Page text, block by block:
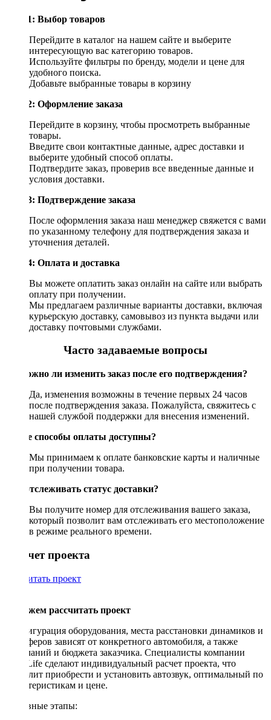
Шаг 1: Выбор товаров
Перейдите в каталог на нашем сайте и выберите
интересующую вас категорию товаров.
Используйте фильтры по бренду, модели и цене для
удобного поиска.
Добавьте выбранные товары в корзину
Шаг 2: Оформление заказа
Перейдите в корзину, чтобы просмотреть выбранные
товары.
Введите свои контактные данные, адрес доставки и
выберите удобный способ оплаты.
Подтвердите заказ, проверив все введенные данные и
условия доставки.
Шаг 3: Подтверждение заказа
После оформления заказа наш менеджер свяжется с вами
по указанному телефону для подтверждения заказа и
уточнения деталей.
Шаг 4: Оплата и доставка
Вы можете оплатить заказ онлайн на сайте или выбрать
оплату при получении.
Мы предлагаем различные варианты доставки, включая
курьерскую доставку, самовывоз из пункта выдачи или
доставку почтовыми службами.
Часто задаваемые вопросы
Возможно ли изменить заказ после его подтверждения?
Да, изменения возможны в течение первых 24 часов
после подтверждения заказа. Пожалуйста, свяжитесь с
нашей службой поддержки для внесения изменений.
Какие способы оплаты доступны?
Мы принимаем к оплате банковские карты и наличные
при получении товара.
Как отслеживать статус доставки?
Вы получите номер для отслеживания вашего заказа,
который позволит вам отслеживать его местоположение
в режиме реального времени.
Рассчет проекта
Рассчитать проект
Поможем рассчитать проект
Конфигурация оборудования, места расстановки динамиков и
сабвуферов зависят от конкретного автомобиля, а также
пожеланий и бюджета заказчика. Специалисты компании
DriveLife сделают индивидуальный расчет проекта, что
позволит приобрести и установить автозвук, оптимальный по
характеристикам и цене.
Основные этапы: